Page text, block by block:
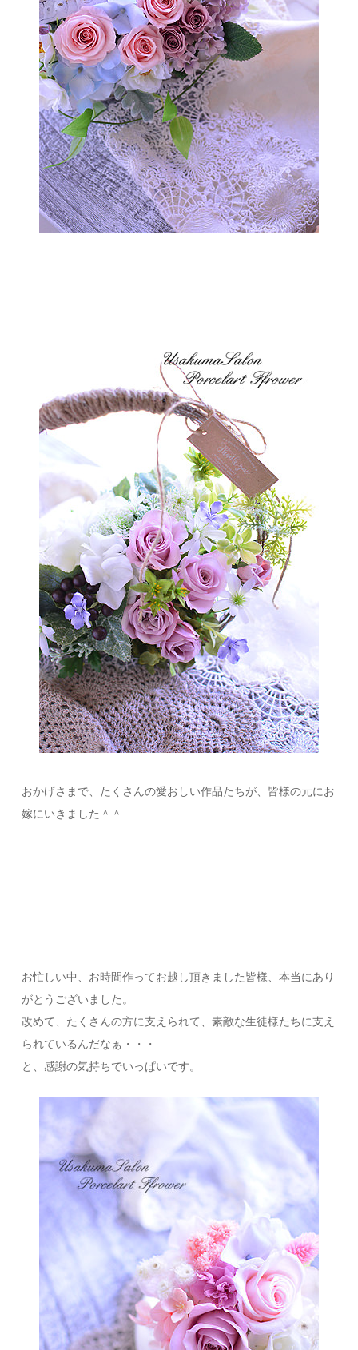
おかげさまで、たくさんの愛おしい作品たちが、皆様の元にお
嫁にいきました＾＾
お忙しい中、お時間作ってお越し頂きました皆様、本当にあり
がとうございました。
改めて、たくさんの方に支えられて、素敵な生徒様たちに支え
られているんだなぁ・・・
と、感謝の気持ちでいっぱいです。